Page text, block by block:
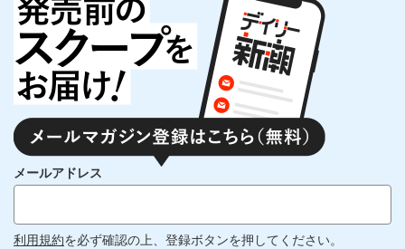
メールアドレス
利用規約を必ず確認の上、登録ボタンを押してください。